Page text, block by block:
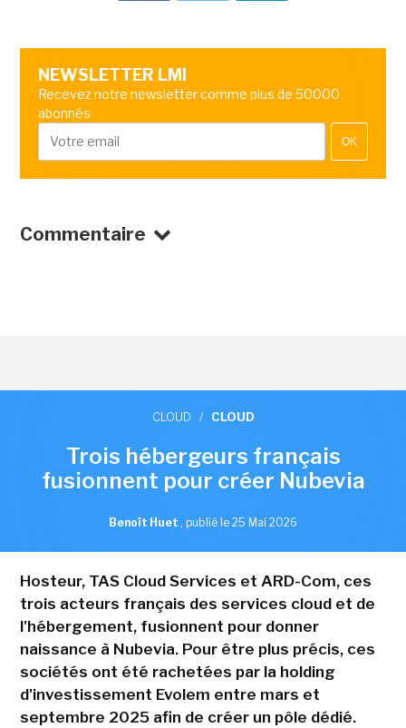
NEWSLETTER LMI
Recevez notre newsletter comme plus de 50000
abonnés
OK
Commentaire
CLOUD / CLOUD
Trois hébergeurs français
fusionnent pour créer Nubevia
Benoît Huet , publié le 25 Mai 2026
Hosteur, TAS Cloud Services et ARD-Com, ces
trois acteurs français des services cloud et de
l'hébergement, fusionnent pour donner
naissance à Nubevia. Pour être plus précis, ces
sociétés ont été rachetées par la holding
d'investissement Evolem entre mars et
septembre 2025 afin de créer un pôle dédié.